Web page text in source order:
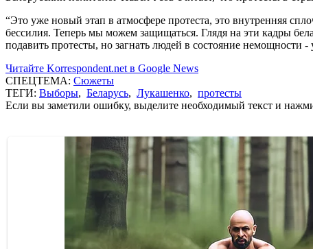
“Это уже новый этап в атмосфере протеста, это внутренняя
бессилия. Теперь мы можем защищаться. Глядя на эти кадры
подавить протесты, но загнать людей в состояние немощности -
Читайте Korrespondent.net в Google News
СПЕЦТЕМА: Сюжеты
ТЕГИ: Выборы, Беларусь, Лукашенко, протесты
Если вы заметили ошибку, выделите необходимый текст и